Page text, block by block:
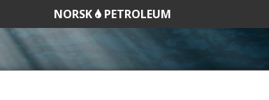
NORSK PETROLEUM